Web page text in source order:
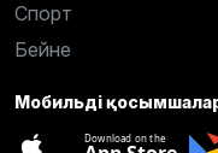
Спорт
Бейне
Мобильді
Download on the